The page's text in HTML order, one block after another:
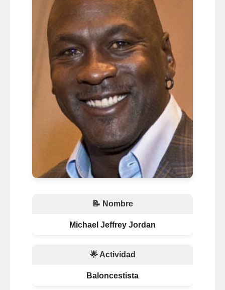
📝 Nombre
Michael Jeffrey Jordan
🌟 Actividad
Baloncestista